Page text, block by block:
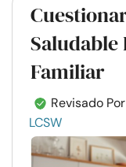
Saludable
Familiar
Revisado Por
LCSW